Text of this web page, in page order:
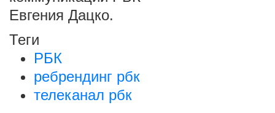
Евгения Дацко.
Теги
РБК
ребрендинг рбк
телеканал рбк